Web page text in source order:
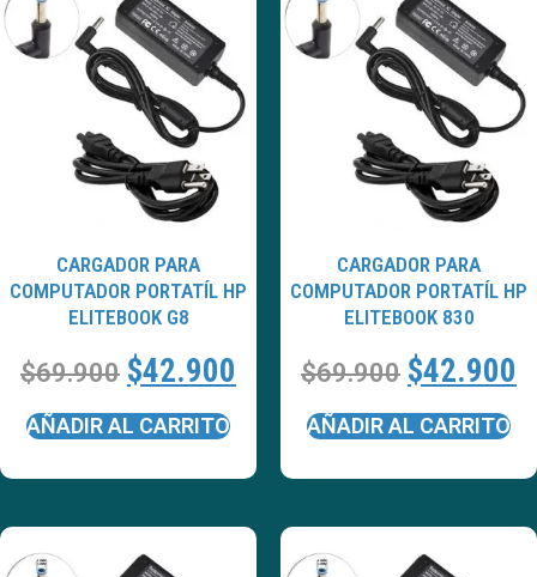
CARGADOR PARA
COMPUTADOR PORTATÍL HP
ELITEBOOK G8
$69.900 $42.900
AÑADIR AL CARRITO
CARGADOR PARA
COMPUTADOR PORTATÍL HP
ELITEBOOK 830
$69.900 $42.900
AÑADIR AL CARRITO